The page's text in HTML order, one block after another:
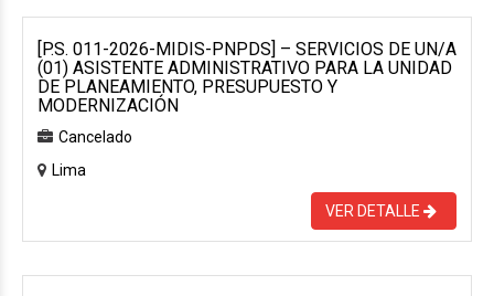
[P.S. 011-2026-MIDIS-PNPDS] – SERVICIOS DE UN/A
(01) ASISTENTE ADMINISTRATIVO PARA LA UNIDAD
DE PLANEAMIENTO, PRESUPUESTO Y
MODERNIZACIÓN
Cancelado
Lima
VER DETALLE